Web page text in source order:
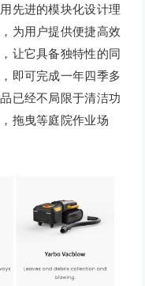
先进的模块化设计理
为用户提供便捷高效
让它具备独特性的同
即可完成一年四季多
已经不局限于清洁功
拖曳等庭院作业场